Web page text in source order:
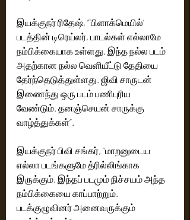
இயக்குநர் ரிதேஷ், “’பிளாக்மெயில்’
படத்தின் டிரெய்லர், பாடல்கள் எல்லாமே
நம்பிக்கையாக உள்ளது. இந்த நல்ல படம்
அதற்கான நல்ல வெளியீட்டு தேதியை
தேர்ந்தெடுத்துள்ளது. ஜிவி சாருடன்
இணைந்து ஒரு படம் பணிபுரிய
வேண்டும். தனஞ்செயன் சாருக்கு
வாழ்த்துக்கள்”.
இயக்குநர் பிவி சங்கர், “மாறனுடைய
எல்லா படங்களுமே த்ரில்லிங்காக
இருக்கும். இந்தப் படமும் நிச்சயம் அந்த
நம்பிக்கையை காப்பாற்றும்.
படக்குழுவினர் அனைவருக்கும்